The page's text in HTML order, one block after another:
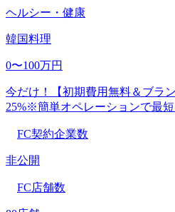
ヘルシー・健康
韓国料理
0〜100万円
今だけ！【初期費用無料＆ブラ
25%※簡単オペレーションで最短
FC契約企業数
非公開
FC店舗数